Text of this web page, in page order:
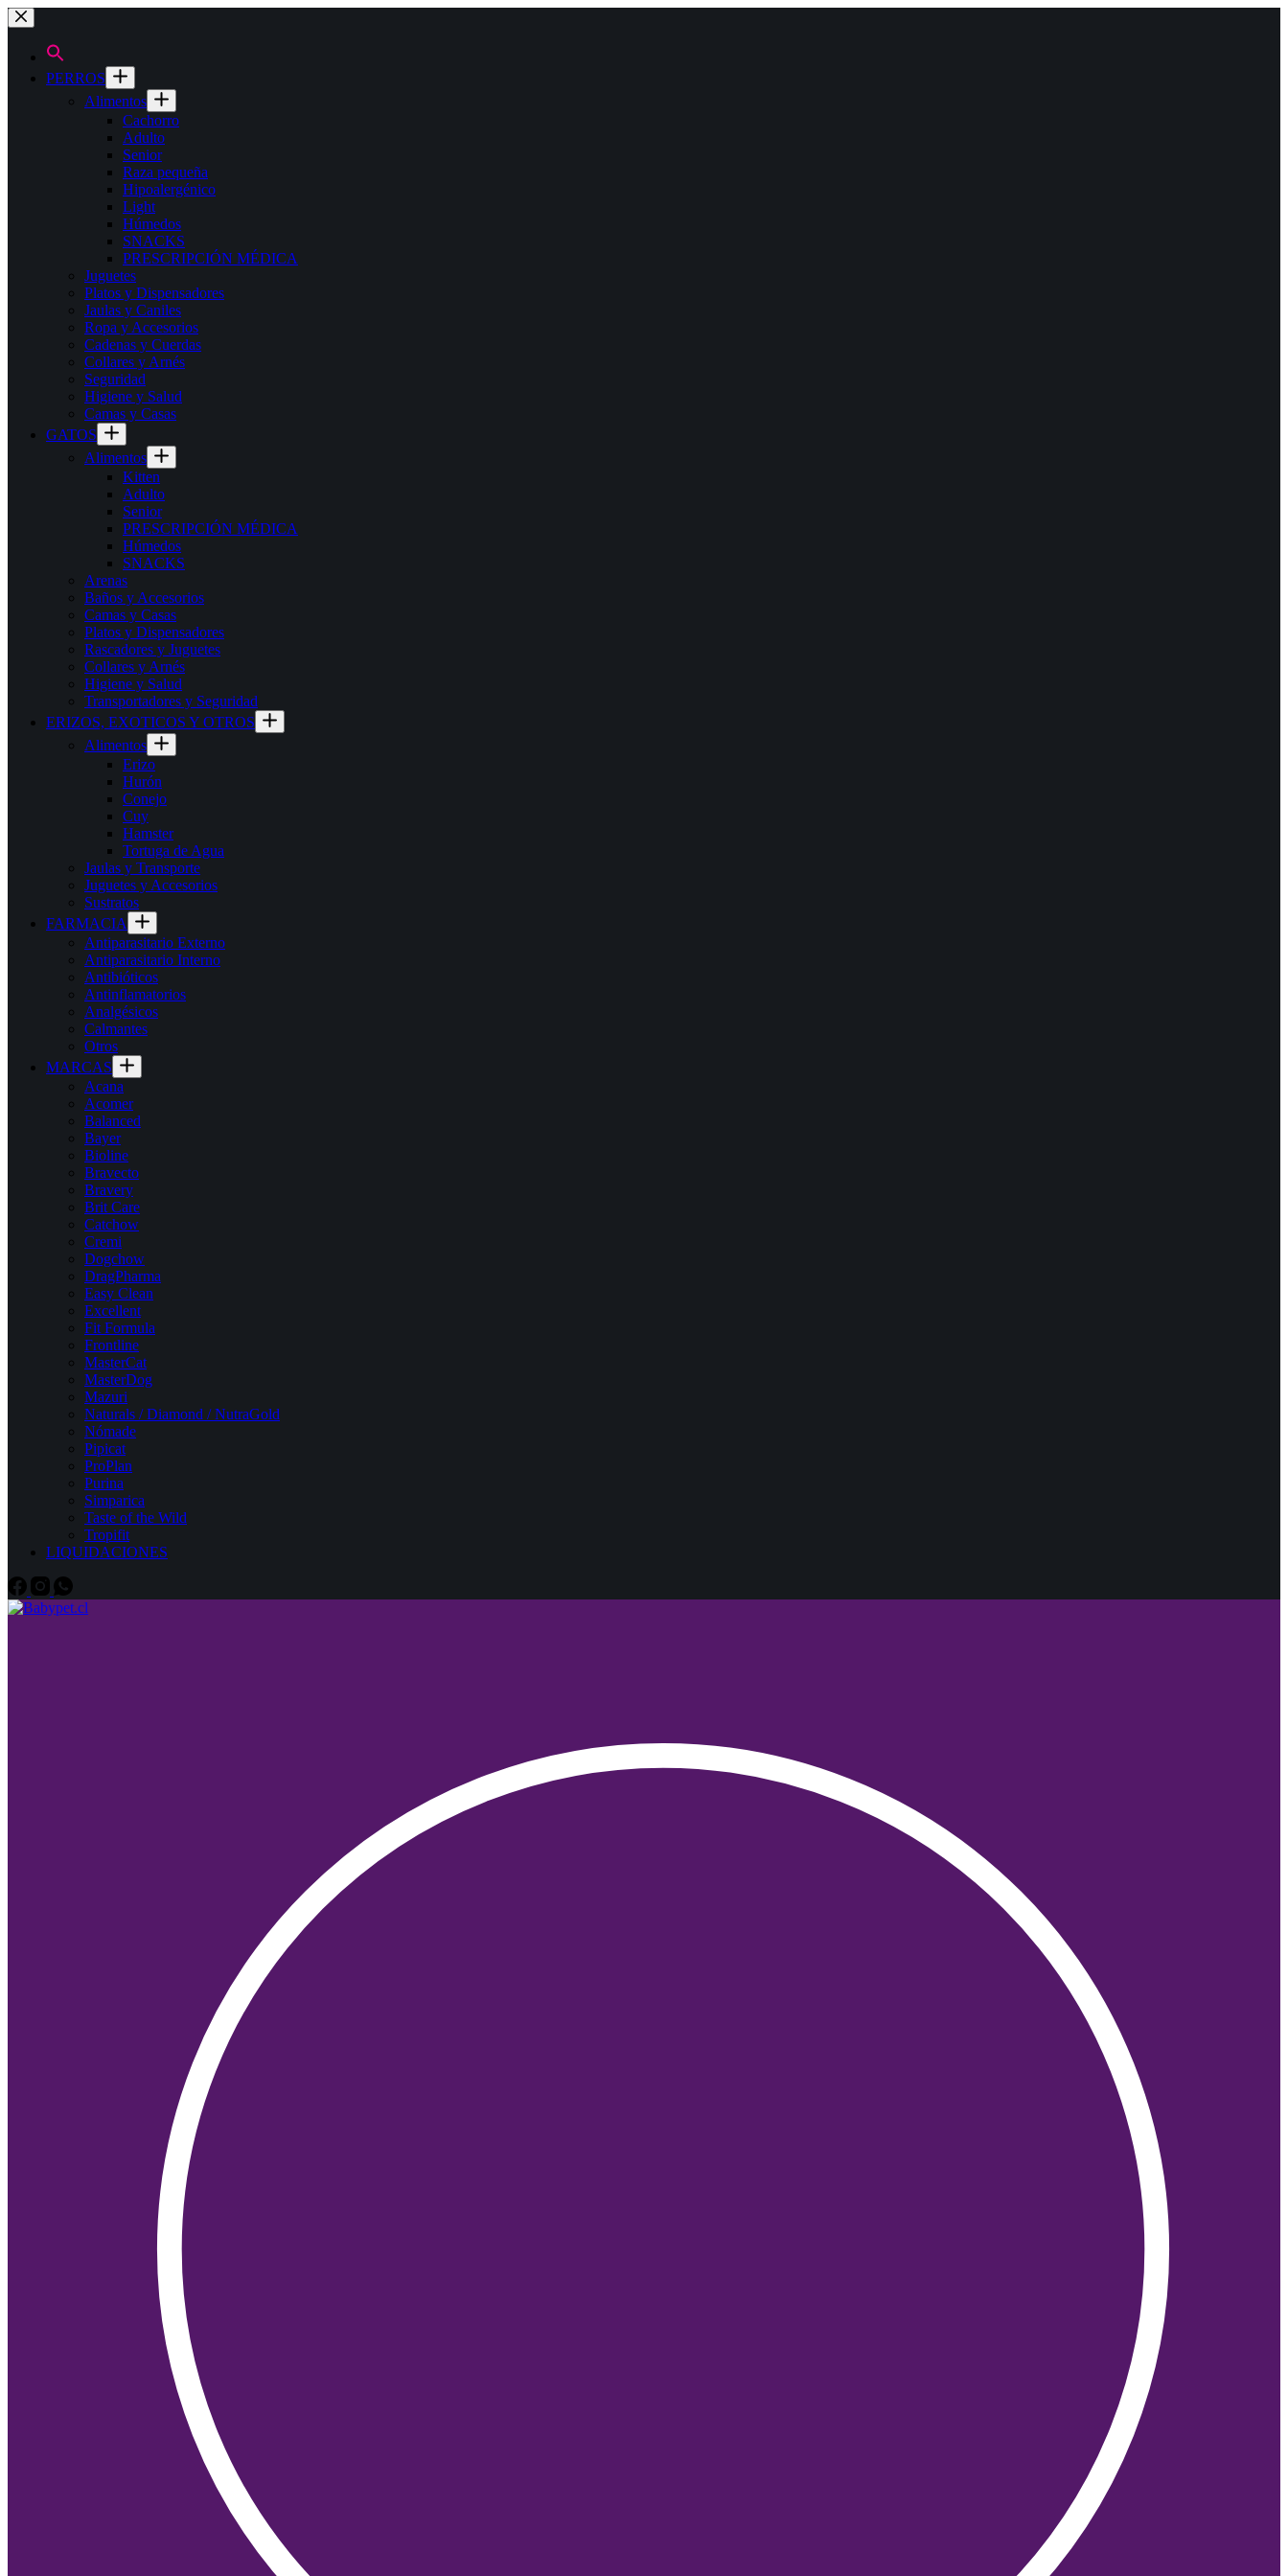
Saltar
al
contenido
PERROS
Alimentos
Cachorro
Adulto
Senior
Raza pequeña
Hipoalergénico
Light
Húmedos
SNACKS
PRESCRIPCIÓN MÉDICA
Juguetes
Platos y Dispensadores
Jaulas y Caniles
Ropa y Accesorios
Cadenas y Cuerdas
Collares y Arnés
Seguridad
Higiene y Salud
Camas y Casas
GATOS
Alimentos
Kitten
Adulto
Senior
PRESCRIPCIÓN MÉDICA
Húmedos
SNACKS
Arenas
Baños y Accesorios
Camas y Casas
Platos y Dispensadores
Rascadores y Juguetes
Collares y Arnés
Higiene y Salud
Transportadores y Seguridad
ERIZOS, EXOTICOS Y OTROS
Alimentos
Erizo
Hurón
Conejo
Cuy
Hamster
Tortuga de Agua
Jaulas y Transporte
Juguetes y Accesorios
Sustratos
FARMACIA
Antiparasitario Externo
Antiparasitario Interno
Antibióticos
Antinflamatorios
Analgésicos
Calmantes
Otros
MARCAS
Acana
Acomer
Balanced
Bayer
Bioline
Bravecto
Bravery
Brit Care
Catchow
Cremi
Dogchow
DragPharma
Easy Clean
Excellent
Fit Formula
Frontline
MasterCat
MasterDog
Mazuri
Naturals / Diamond / NutraGold
Nómade
Pipicat
ProPlan
Purina
Simparica
Taste of the Wild
Tropifit
LIQUIDACIONES